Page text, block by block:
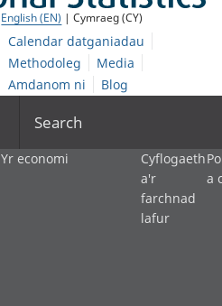
English (EN) | Cymraeg (CY)
Calendar datganiadau
Methodoleg
Media
Amdanom ni
Blog
Search
Yr economi
Cyflogaeth
a'r
farchnad
lafur
a